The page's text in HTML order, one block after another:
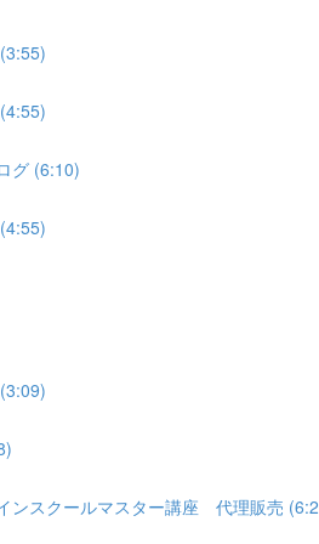
グ (6:10)
ンスクールマスター講座 代理販売